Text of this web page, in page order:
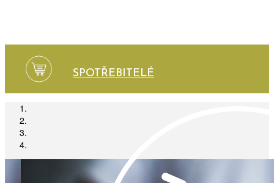
SPOTŘEBITELÉ